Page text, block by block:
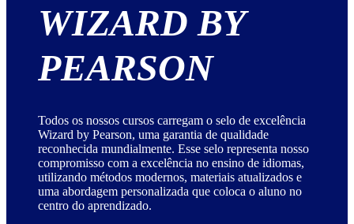
WIZARD BY
PEARSON
Todos os nossos cursos carregam o selo de excelência
Wizard by Pearson, uma garantia de qualidade
reconhecida mundialmente. Esse selo representa nosso
compromisso com a excelência no ensino de idiomas,
utilizando métodos modernos, materiais atualizados e
uma abordagem personalizada que coloca o aluno no
centro do aprendizado.